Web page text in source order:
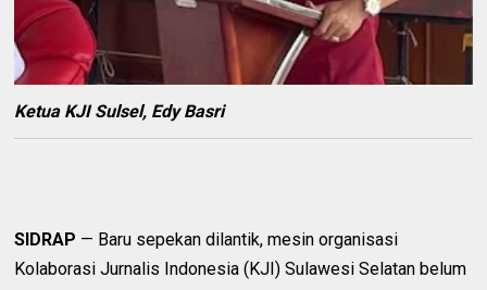
Ketua KJI Sulsel, Edy Basri
SIDRAP — Baru sepekan dilantik, mesin organisasi
Kolaborasi Jurnalis Indonesia (KJI) Sulawesi Selatan belum